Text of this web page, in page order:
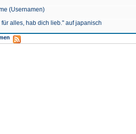
(Usernamen)
für alles, hab dich lieb." auf japanisch